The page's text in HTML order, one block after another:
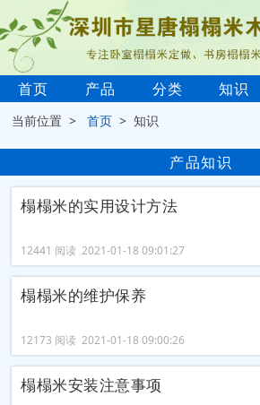
首页 产品 分类 知识
当前位置 >首页 > 知识
产品知识
榻榻米的实用设计方法
12441 阅读 2021-01-18 09:01:27
榻榻米的维护保养
12173 阅读 2021-01-18 09:00:26
榻榻米安装注意事项